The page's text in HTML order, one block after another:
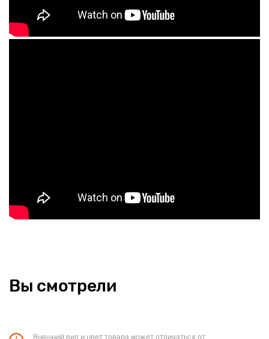
Вы смотрели
Внешний вид и цвет товара может отличаться от